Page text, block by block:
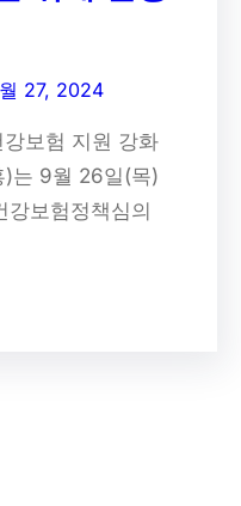
27, 2024
보험 지원 강화
)는 9월 26일(목)
보험정책심의